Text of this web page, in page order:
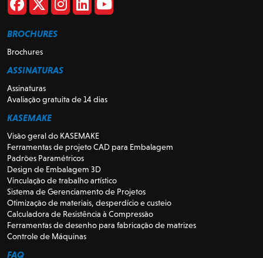
BROCHURES
Brochures
ASSINATURAS
Assinaturas
Avaliação gratuita de 14 dias
KASEMAKE
Visão geral do KASEMAKE
Ferramentas de projeto CAD para Embalagem
Padrões Paramétricos
Design de Embalagem 3D
Vinculação de trabalho artístico
Sistema de Gerenciamento de Projetos
Otimização de materiais, desperdício e custeio
Calculadora de Resistência à Compressão
Ferramentas de desenho para fabricação de matrizes
Controle de Máquinas
FAQ